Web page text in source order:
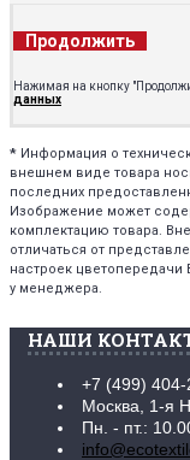
Продолжить
Нажимая на кнопку
данных
* Информация о
внешнем виде товара
последних
Изображение может
комплектацию товара.
отличаться от
настроек
у менеджера.
НАШИ
+7 (499) 404-
Москва, 1-я
Пн. - пт.: